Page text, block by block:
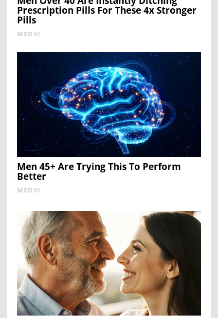
Prescription Pills For These 4x Stronger
Pills
MEDVI
Men 45+ Are Trying This To Perform
Better
MEDVI